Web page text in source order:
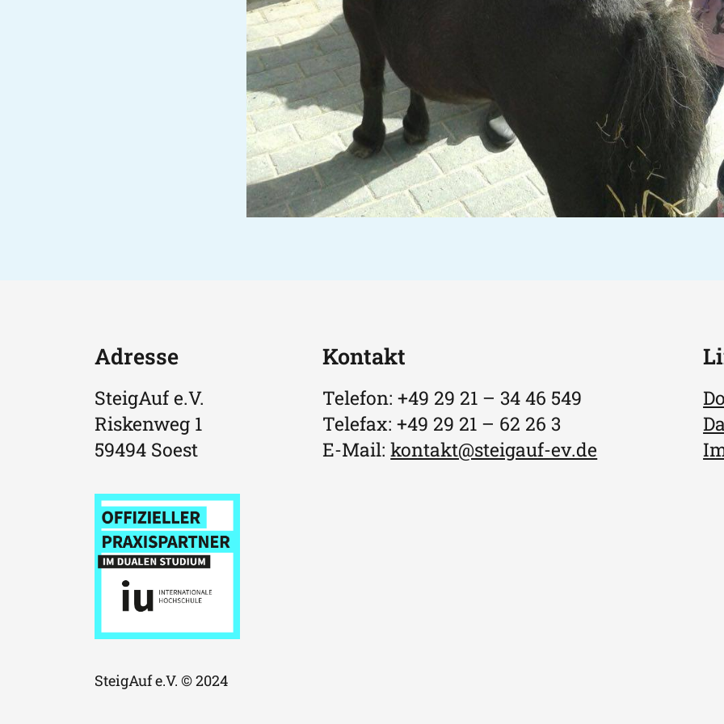
Adresse
SteigAuf e.V.
Riskenweg 1
59494 Soest
Kontakt
Telefon: +49 29 21 – 34 46 549
Telefax: +49 29 21 – 62 26 3
E-Mail:kontakt@steigauf-ev.de
SteigAuf e.V. © 2024